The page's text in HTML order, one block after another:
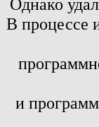
Однако
В процессе
и